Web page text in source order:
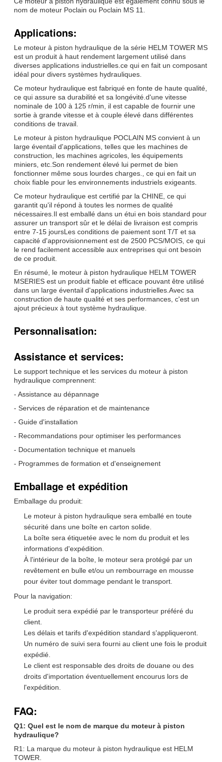
nom de moteur Poclain ou Poclain MS 11.
Applications:
Le moteur à piston hydraulique de la série HELM TOWER MS
est un produit à haut rendement largement utilisé dans
diverses applications industrielles.ce qui en fait un composant
idéal pour divers systèmes hydrauliques.
Ce moteur hydraulique est fabriqué en fonte de haute qualité,
ce qui assure sa durabilité et sa longévité.d'une vitesse
nominale de 100 à 125 r/min, il est capable de fournir une
sortie à grande vitesse et à couple élevé dans différentes
conditions de travail.
Le moteur à piston hydraulique POCLAIN MS convient à un
large éventail d'applications, telles que les machines de
construction, les machines agricoles, les équipements
miniers, etc.Son rendement élevé lui permet de bien
fonctionner même sous lourdes charges., ce qui en fait un
choix fiable pour les environnements industriels exigeants.
Ce moteur hydraulique est certifié par la CHINE, ce qui
garantit qu'il répond à toutes les normes de qualité
nécessaires.Il est emballé dans un étui en bois standard pour
assurer un transport sûr et le délai de livraison est compris
entre 7-15 joursLes conditions de paiement sont T/T et sa
capacité d'approvisionnement est de 2500 PCS/MOIS, ce qui
le rend facilement accessible aux entreprises qui ont besoin
de ce produit.
En résumé, le moteur à piston hydraulique HELM TOWER
MSERIES est un produit fiable et efficace pouvant être utilisé
dans un large éventail d'applications industrielles.Avec sa
construction de haute qualité et ses performances, c'est un
ajout précieux à tout système hydraulique.
Personnalisation:
Assistance et services:
Le support technique et les services du moteur à piston
hydraulique comprennent:
- Assistance au dépannage
- Services de réparation et de maintenance
- Guide d'installation
- Recommandations pour optimiser les performances
- Documentation technique et manuels
- Programmes de formation et d'enseignement
Emballage et expédition
Emballage du produit:
Le moteur à piston hydraulique sera emballé en toute
sécurité dans une boîte en carton solide.
La boîte sera étiquetée avec le nom du produit et les
informations d'expédition.
À l'intérieur de la boîte, le moteur sera protégé par un
revêtement en bulle et/ou un rembourrage en mousse
pour éviter tout dommage pendant le transport.
Pour la navigation:
Le produit sera expédié par le transporteur préféré du
client.
Les délais et tarifs d'expédition standard s'appliqueront.
Un numéro de suivi sera fourni au client une fois le produit
expédié.
Le client est responsable des droits de douane ou des
droits d'importation éventuellement encourus lors de
l'expédition.
FAQ:
Q1: Quel est le nom de marque du moteur à piston
hydraulique?
R1: La marque du moteur à piston hydraulique est HELM
TOWER.